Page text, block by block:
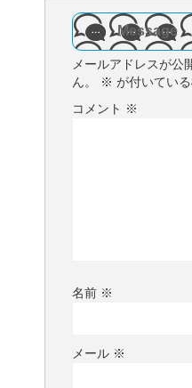
Message
メールアドレスが公
ん。
※ が付いてい
コメント ※
名前 ※
メール ※